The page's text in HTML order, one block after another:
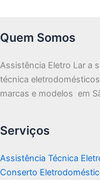
Quem Somos
Assistência Eletro Lar a
técnica
marcas e modelos em
Serviços
Assistência Técnica
Conserto